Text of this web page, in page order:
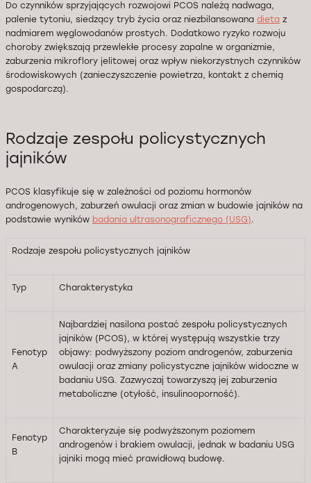
Do czynników sprzyjających rozwojowi PCOS należą nadwaga,
palenie tytoniu, siedzący tryb życia oraz niezbilansowana dieta z
nadmiarem węglowodanów prostych. Dodatkowo ryzyko rozwoju
choroby zwiększają przewlekłe procesy zapalne w organizmie,
zaburzenia mikroflory jelitowej oraz wpływ niekorzystnych czynników
środowiskowych (zanieczyszczenie powietrza, kontakt z chemią
gospodarczą).
Rodzaje zespołu policystycznych
jajników
PCOS klasyfikuje się w zależności od poziomu hormonów
androgenowych, zaburzeń owulacji oraz zmian w budowie jajników na
podstawie wyników badania ultrasonograficznego (USG).
Rodzaje zespołu policystycznych jajników
Typ Charakterystyka
Fenotyp
A
Najbardziej nasilona postać zespołu policystycznych
jajników (PCOS), w której występują wszystkie trzy
objawy: podwyższony poziom androgenów, zaburzenia
owulacji oraz zmiany policystyczne jajników widoczne w
badaniu USG. Zazwyczaj towarzyszą jej zaburzenia
metaboliczne (otyłość, insulinooporność).
Fenotyp
B
Charakteryzuje się podwyższonym poziomem
androgenów i brakiem owulacji, jednak w badaniu USG
jajniki mogą mieć prawidłową budowę.